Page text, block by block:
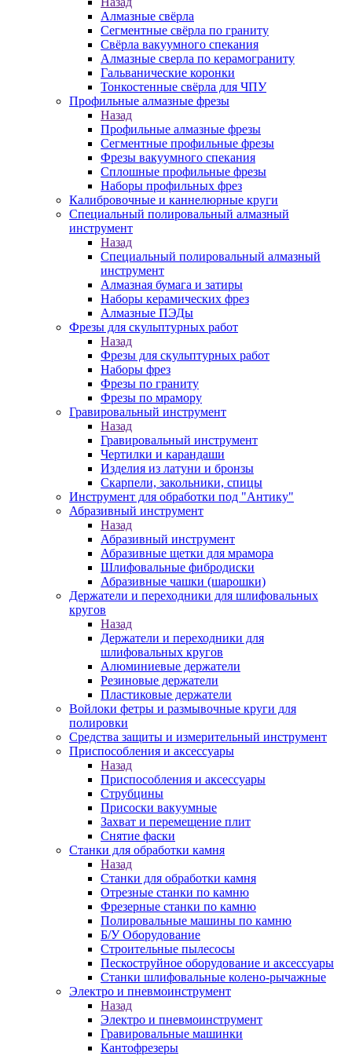
Алмазные свёрла
Сегментные свёрла по граниту
Свёрла вакуумного спекания
Алмазные сверла по керамограниту
Гальванические коронки
Тонкостенные свёрла для ЧПУ
Профильные алмазные фрезы
Назад
Профильные алмазные фрезы
Сегментные профильные фрезы
Фрезы вакуумного спекания
Сплошные профильные фрезы
Наборы профильных фрез
Калибровочные и каннелюрные круги
Специальный полировальный алмазный
инструмент
Назад
Специальный полировальный алмазный
инструмент
Алмазная бумага и затиры
Наборы керамических фрез
Алмазные ПЭДы
Фрезы для скульптурных работ
Назад
Фрезы для скульптурных работ
Наборы фрез
Фрезы по граниту
Фрезы по мрамору
Гравировальный инструмент
Назад
Гравировальный инструмент
Чертилки и карандаши
Изделия из латуни и бронзы
Скарпели, закольники, спицы
Инструмент для обработки под "Антику"
Абразивный инструмент
Назад
Абразивный инструмент
Абразивные щетки для мрамора
Шлифовальные фибродиски
Абразивные чашки (шарошки)
Держатели и переходники для шлифовальных
кругов
Назад
Держатели и переходники для
шлифовальных кругов
Алюминиевые держатели
Резиновые держатели
Пластиковые держатели
Войлоки фетры и размывочные круги для
полировки
Средства защиты и измерительный инструмент
Приспособления и аксессуары
Назад
Приспособления и аксессуары
Струбцины
Присоски вакуумные
Захват и перемещение плит
Снятие фаски
Станки для обработки камня
Назад
Станки для обработки камня
Отрезные станки по камню
Фрезерные станки по камню
Полировальные машины по камню
Б/У Оборудование
Строительные пылесосы
Пескоструйное оборудование и аксессуары
Станки шлифовальные колено-рычажные
Электро и пневмоинструмент
Назад
Электро и пневмоинструмент
Гравировальные машинки
Кантофрезеры